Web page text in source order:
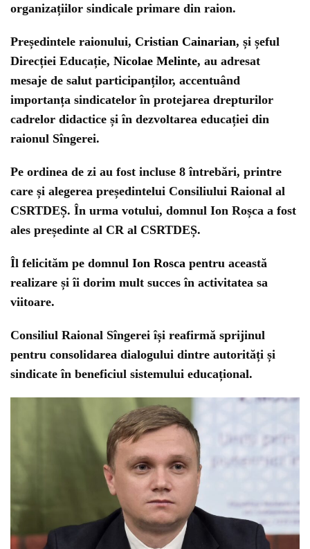
organizațiilor sindicale primare din raion.
Președintele raionului, Cristian Cainarian, și șeful
Direcției Educație, Nicolae Melinte, au adresat
mesaje de salut participanților, accentuând
importanța sindicatelor în protejarea drepturilor
cadrelor didactice și în dezvoltarea educației din
raionul Sîngerei.
Pe ordinea de zi au fost incluse 8 întrebări, printre
care și alegerea președintelui Consiliului Raional al
CSRTDEȘ. În urma votului, domnul Ion Roșca a fost
ales președinte al CR al CSRTDEȘ.
Îl felicităm pe domnul Ion Rosca pentru această
realizare și îi dorim mult succes în activitatea sa
viitoare.
Consiliul Raional Sîngerei își reafirmă sprijinul
pentru consolidarea dialogului dintre autorități și
sindicate în beneficiul sistemului educațional.